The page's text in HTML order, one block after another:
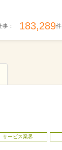
事： 183,289件
サービス業界